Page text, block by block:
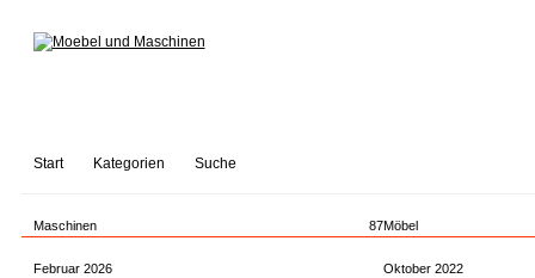
Start Kategorien Suche
Maschinen 87Möbel
Februar 2026
Oktober 2022